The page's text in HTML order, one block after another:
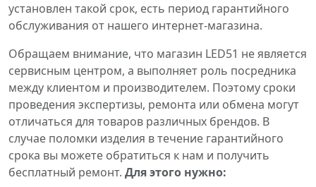
установлен такой срок, есть период гарантийного
обслуживания от нашего интернет-магазина.
Обращаем внимание, что магазин LED51 не является
сервисным центром, а выполняет роль посредника
между клиентом и производителем. Поэтому сроки
проведения экспертизы, ремонта или обмена могут
отличаться для товаров различных брендов. В
случае поломки изделия в течение гарантийного
срока вы можете обратиться к нам и получить
бесплатный ремонт. Для этого нужно: